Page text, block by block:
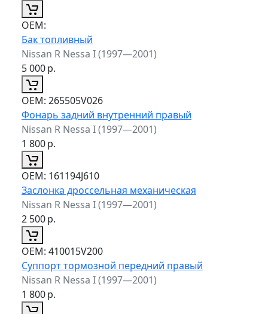
ОЕМ:
Бак топливный
Nissan R Nessa I (1997—2001)
5 000р.
ОЕМ: 265505V026
Фонарь задний внутренний правый
Nissan R Nessa I (1997—2001)
1 800р.
ОЕМ: 161194J610
Заслонка дроссельная механическая
Nissan R Nessa I (1997—2001)
2 500р.
ОЕМ: 410015V200
Суппорт тормозной передний правый
Nissan R Nessa I (1997—2001)
1 800р.